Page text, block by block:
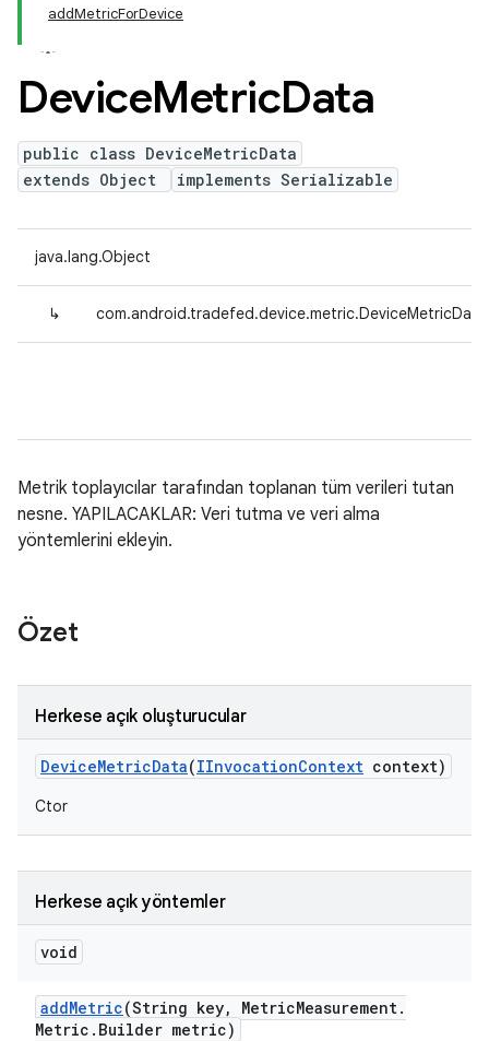
addMetricForDevice
DeviceMetricData
public class DeviceMetricData
extends Object
implements Serializable
java.lang.Object
↳ com.android.tradefed.device.metric.DeviceMetricData
Metrik toplayıcılar tarafından toplanan tüm verileri tutan
nesne. YAPILACAKLAR: Veri tutma ve veri alma
yöntemlerini ekleyin.
Özet
Herkese açık oluşturucular
DeviceMetricData(IInvocationContext context)
Ctor
Herkese açık yöntemler
void
addMetric(String key, MetricMeasurement.
Metric . Builder metric)